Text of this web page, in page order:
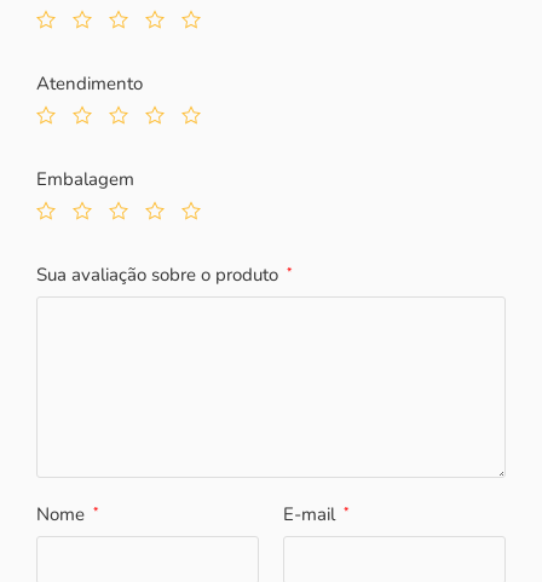
Atendimento
Embalagem
Sua avaliação sobre o produto *
Nome * E-mail *